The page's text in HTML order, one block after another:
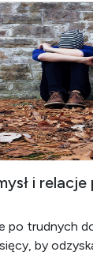
i
po trudnych
by